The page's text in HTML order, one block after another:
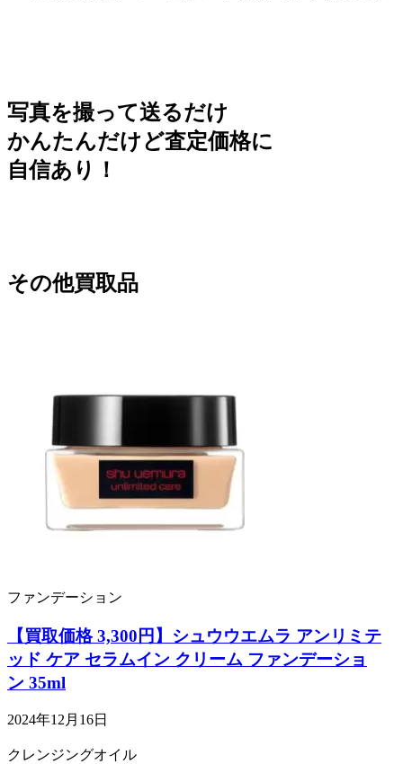
写真を撮って送るだけ
かんたんだけど査定価格に
自信あり！
その他買取品
ファンデーション
【買取価格 3,300円】シュウウエムラ アンリミテ
ッド ケア セラムイン クリーム ファンデーショ
ン 35ml
2024年12月16日
クレンジングオイル